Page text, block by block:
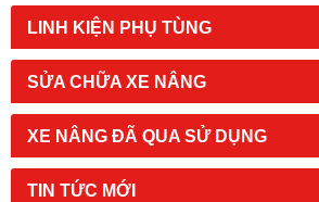
LINH KIỆN PHỤ TÙNG
SỬA CHỮA XE NÂNG
XE NÂNG ĐÃ QUA SỬ DỤNG
TIN TỨC MỚI